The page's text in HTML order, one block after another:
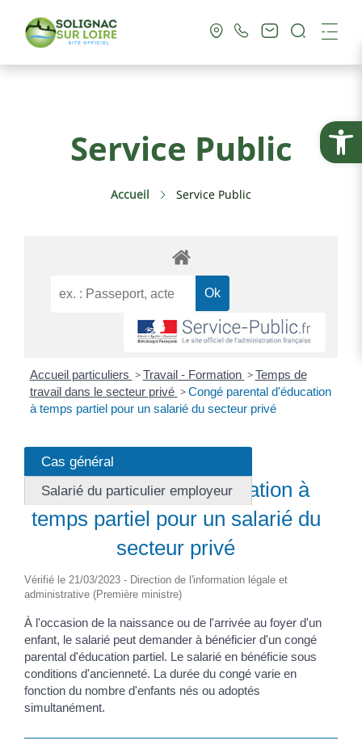
Ouvrir
Vie Pratique
Culture & Loisirs
Service Public
Service Public
Accueil Service Public
Accueil particuliers > Travail - Formation > Temps de
travail dans le secteur privé > Congé parental d'éducation
à temps partiel pour un salarié du secteur privé
Fiche pratique
Congé parental d'éducation à
temps partiel pour un salarié du
secteur privé
Vérifié le 21/03/2023 - Direction de l'information légale et
administrative (Première ministre)
À l'occasion de la naissance ou de l'arrivée au foyer d'un
enfant, le salarié peut demander à bénéficier d'un congé
parental d'éducation partiel. Le salarié en bénéficie sous
conditions d'ancienneté. La durée du congé varie en
fonction du nombre d'enfants nés ou adoptés
simultanément.
Cas général
Salarié du particulier employeur